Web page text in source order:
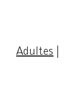
Adultes |